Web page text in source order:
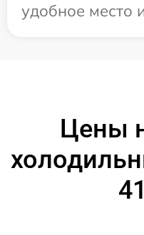
удобное место
Цены